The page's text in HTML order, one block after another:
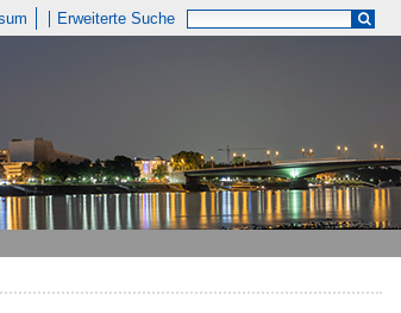
Erweiterte Suche